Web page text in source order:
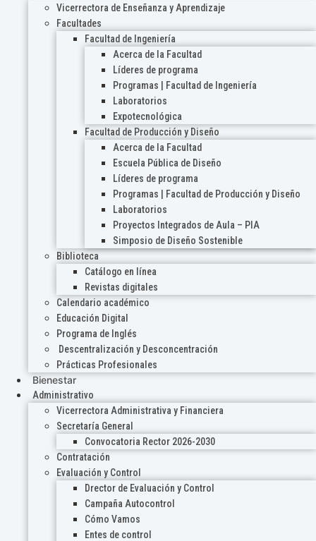
Vicerrectora de Enseñanza y Aprendizaje
Facultades
Facultad de Ingeniería
Acerca de la Facultad
Líderes de programa
Programas | Facultad de Ingeniería
Laboratorios
Expotecnológica
Facultad de Producción y Diseño
Acerca de la Facultad
Escuela Pública de Diseño
Líderes de programa
Programas | Facultad de Producción y Diseño
Laboratorios
Proyectos Integrados de Aula – PIA
Simposio de Diseño Sostenible
Biblioteca
Catálogo en línea
Revistas digitales
Calendario académico
Educación Digital
Programa de Inglés
Descentralización y Desconcentración
Prácticas Profesionales
Bienestar
Administrativo
Vicerrectora Administrativa y Financiera
Secretaría General
Convocatoria Rector 2026-2030
Contratación
Evaluación y Control
Drector de Evaluación y Control
Campaña Autocontrol
Cómo Vamos
Entes de control